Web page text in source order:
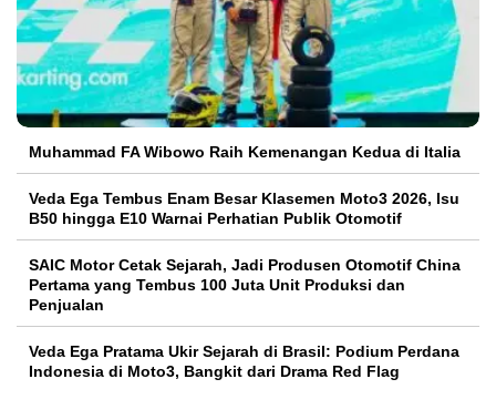
Muhammad FA Wibowo Raih Kemenangan Kedua di Italia
Veda Ega Tembus Enam Besar Klasemen Moto3 2026, Isu
B50 hingga E10 Warnai Perhatian Publik Otomotif
SAIC Motor Cetak Sejarah, Jadi Produsen Otomotif China
Pertama yang Tembus 100 Juta Unit Produksi dan
Penjualan
Veda Ega Pratama Ukir Sejarah di Brasil: Podium Perdana
Indonesia di Moto3, Bangkit dari Drama Red Flag